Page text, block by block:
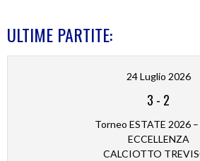
ULTIME PARTITE:
24 Luglio 2026
3 - 2
Torneo ESTATE 2026 –
ECCELLENZA
CALCIOTTO